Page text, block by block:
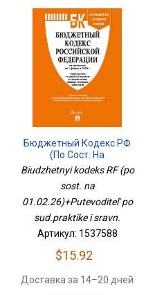
Бюджетный Кодекс РФ
(по Сост. На
01.02.26)+Путеводитель
По Суд.практике И
Сравн.
Biudzhetnyi kodeks RF (po
sost. na
01.02.26)+Putevoditel' po
sud.praktike i sravn.
Артикул: 1537588
$15.92
Доставка за 14–20 дней